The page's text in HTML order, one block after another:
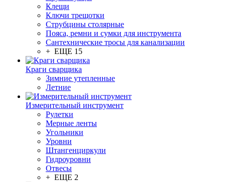
Клещи
Ключи трещотки
Струбцины столярные
Пояса, ремни и сумки для инструмента
Сантехнические тросы для канализации
+ ЕЩЕ 15
Краги сварщика
Зимние утепленные
Летние
Измерительный инструмент
Рулетки
Мерные ленты
Угольники
Уровни
Штангенциркули
Гидроуровни
Отвесы
+ ЕЩЕ 2